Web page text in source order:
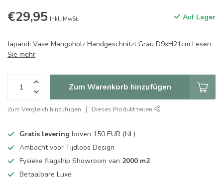
€29,95 Inkl. MwSt. Auf Lager
Japandi Vase Mangoholz Handgeschnitzt Grau D9xH21cm Lesen
Sie mehr.
Zum Warenkorb hinzufügen
Zum Vergleich hinzufügen Dieses Produkt teilen
Gratis levering boven 150 EUR (NL)
Ambacht voor Tijdloos Design
Fysieke flagship Showroom van 2000 m2
Betaalbare Luxe